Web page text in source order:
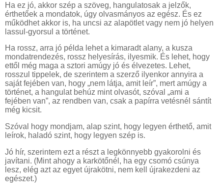
Ha ez jó, akkor szép a szöveg, hangulatosak a jelzők,
érthetőek a mondatok, úgy olvasmányos az egész. És ez
működhet akkor is, ha uncsi az alapötlet vagy nem jó helyen
lassul-gyorsul a történet.
Ha rossz, arra jó példa lehet a kimaradt alany, a kusza
mondatrendezés, rossz helyesírás, ilyesmik. És lehet, hogy
ettől még maga a sztori amúgy jó és élvezetes. Lehet,
rosszul tippelek, de szerintem a szerző ilyenkor annyira a
saját fejében van, hogy „nem látja, amit leír”, mert amúgy a
történet, a hangulat behúz mint olvasót, szóval „ami a
fejében van”, az rendben van, csak a papírra vetésnél sántít
még kicsit.
Szóval hogy mondjam, alap szint, hogy legyen érthető, amit
leírok, haladó szint, hogy legyen szép is.
Jó hír, szerintem ezt a részt a legkönnyebb gyakorolni és
javítani. (Mint ahogy a karkötőnél, ha egy csomó csúnya
lesz, elég azt az egyet újrakötni, nem kell újrakezdeni az
egészet.)